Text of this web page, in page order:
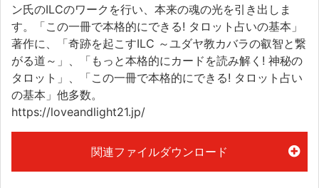
ン氏のILCのワークを行い、本来の魂の光を引き出しま
す。「この一冊で本格的にできる! タロット占いの基本」
著作に、「奇跡を起こすILC ～ユダヤ教カバラの叡智と繋
がる道～」、「もっと本格的にカードを読み解く! 神秘の
タロット」、「この一冊で本格的にできる! タロット占い
の基本」他多数。
https://loveandlight21.jp/
関連ファイルダウンロード